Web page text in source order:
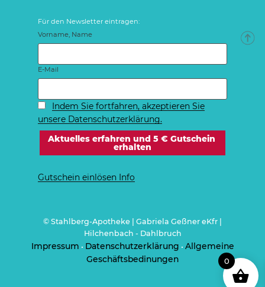
Für den Newsletter eintragen:
Vorname, Name
E-Mail
Indem Sie fortfahren, akzeptieren Sie
unsere Datenschutzerklärung.
Gutschein einlösen Info
© Stahlberg-Apotheke | Gabriela Geßner eKfr |
Hilchenbach - Dahlbruch
Impressum • Datenschutzerklärung • Allgemeine
Geschäftsbedinungen
0